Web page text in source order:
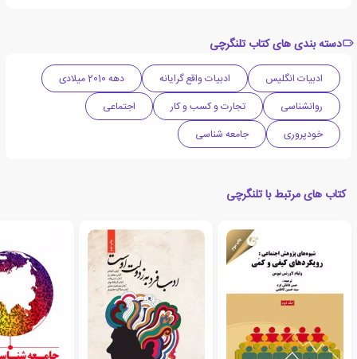
دسته بندی های کتاب تلنگرچی
ادبیات انگلیس ادبیات واقع گرایانه
دهه 2010 میلادی
روانشناسی
تجارت و کسب و کار
اجتماعی
خودپروری
جامعه شناسی
کتاب های مرتبط با تلنگرچی